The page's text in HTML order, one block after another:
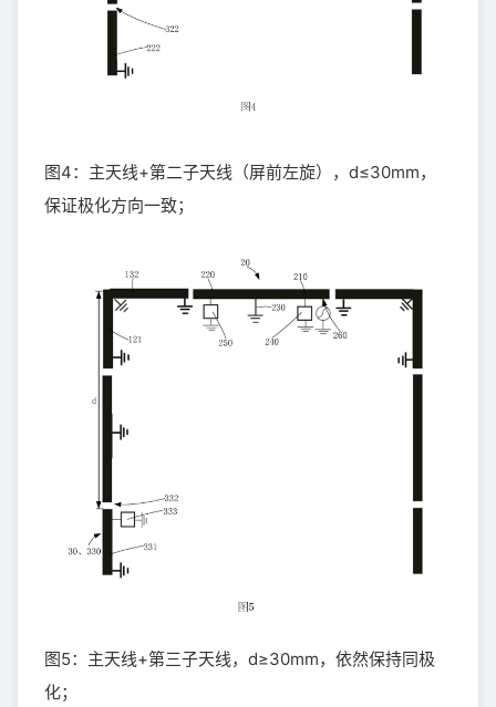
图4：主天线+第二子天线（屏前左旋），d≤30mm，
保证极化方向一致；
图5：主天线+第三子天线，d≥30mm，依然保持同极
化；